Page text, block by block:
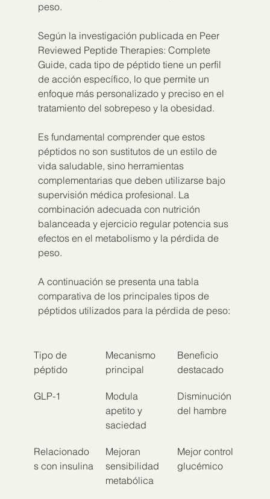
peso.
Según la investigación publicada en Peer
Reviewed Peptide Therapies: Complete
Guide, cada tipo de péptido tiene un perfil
de acción específico, lo que permite un
enfoque más personalizado y preciso en el
tratamiento del sobrepeso y la obesidad.
Es fundamental comprender que estos
péptidos no son sustitutos de un estilo de
vida saludable, sino herramientas
complementarias que deben utilizarse bajo
supervisión médica profesional. La
combinación adecuada con nutrición
balanceada y ejercicio regular potencia sus
efectos en el metabolismo y la pérdida de
peso.
A continuación se presenta una tabla
comparativa de los principales tipos de
péptidos utilizados para la pérdida de peso:
Tipo de
péptido
Mecanismo
principal
Beneficio
destacado
GLP-1
Modula
apetito y
saciedad
Disminución
del hambre
Relacionado
s con insulina
Mejoran
sensibilidad
metabólica
Mejor control
glucémico